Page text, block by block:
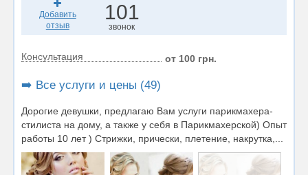
Добавить
отзыв
101
звонок
Консультация от 100 грн.
➡️ Все услуги и цены (49)
Дорогие девушки, предлагаю Вам услуги парикмахера-
стилиста на дому, а также у себя в Парикмахерской) Опыт
работы 10 лет ) Стрижки, прически, плетение, накрутка,...